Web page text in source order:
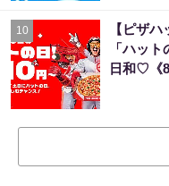
10
【ピザ
「ハッ
日和♡《